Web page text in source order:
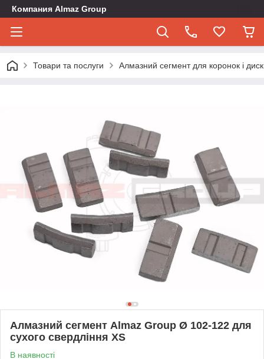
Компания Almaz Group
Товари та послуги Алмазний сегмент для коронок і
Алмазний сегмент Almaz Group Ø 102-122 для
сухого свердління XS
В наявності